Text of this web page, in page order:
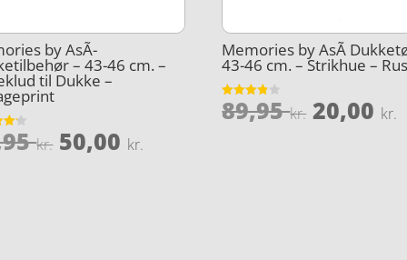
by AsÃ­
– 43-46 cm. –
til Dukke –
kr. Den
oprindelige
50,00 kr.
Memories by AsÃ­
43-46 cm. – Strikhue –
Vurderet
3.8
89,95kr. Den
20,00 kr.